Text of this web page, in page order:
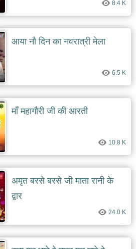
8.4 K
आया नौ दिन का नवरात्री मेला
6.5 K
माँ महागौरी जी की आरती
10.8 K
अमृत बरसे बरसे जी माता रानी के
द्वार
24.0 K